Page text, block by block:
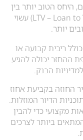
היחס הטוב יותר בין
גובה ההלוואה לשווי הנכס (LTV – Loan to Value) עשוי
יותר.
ריבית קבועה או
ההחזר יכולה להגיע
החוזה בקביעת אחוז
הדיור המוזלות.
מקצועי כדי להבין
ביותר לצרכים